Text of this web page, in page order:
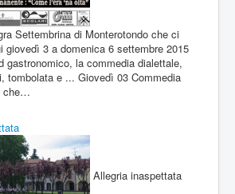
Settembrina di Monterotondo che ci
giovedì 3 a domenica 6 settembre 2015
gastronomico, la commedia dialettale,
tombolata e ... Giovedì 03 Commedia
che…
Allegria inaspettata